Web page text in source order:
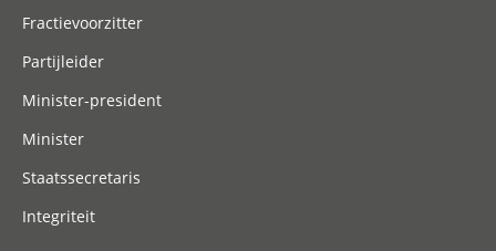
Fractievoorzitter
Partijleider
Minister-president
Minister
Staatssecretaris
Integriteit